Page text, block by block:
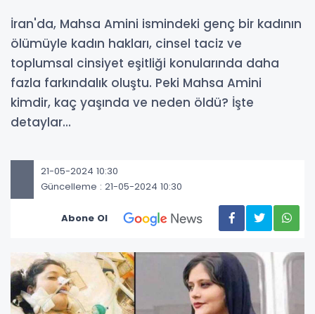
İran'da, Mahsa Amini ismindeki genç bir kadının
ölümüyle kadın hakları, cinsel taciz ve
toplumsal cinsiyet eşitliği konularında daha
fazla farkındalık oluştu. Peki Mahsa Amini
kimdir, kaç yaşında ve neden öldü? İşte
detaylar...
21-05-2024 10:30
Güncelleme : 21-05-2024 10:30
Abone Ol